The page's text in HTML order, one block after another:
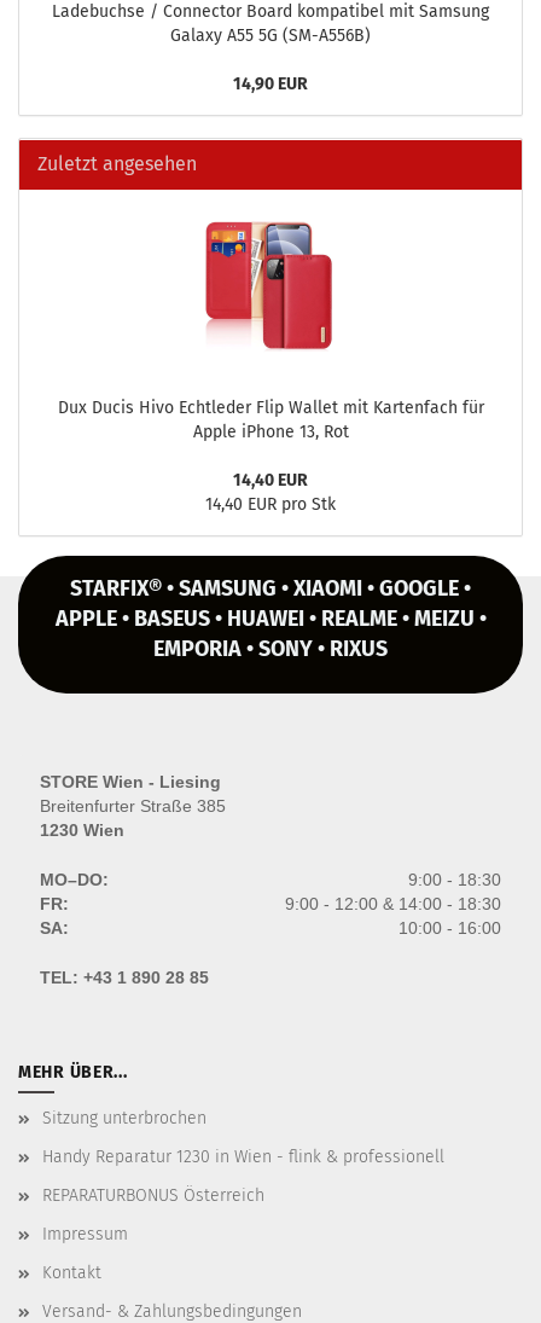
La­de­buch­se / Con­nec­tor Board kom­pa­ti­bel mit Sam­sung
Ga­la­xy A55 5G (SM-​A556B)
14,90 EUR
Zuletzt angesehen
Dux Ducis Hivo Echt­le­der Flip Wal­let mit Kar­ten­fach für
Apple iPho­ne 13, Rot
14,40 EUR
14,40 EUR pro Stk
STARFIX® • SAMSUNG • XIAOMI • GOOGLE •
APPLE • BASEUS • HUAWEI • REALME • MEIZU •
EMPORIA • SONY • RIXUS
STORE Wien - Liesing
Breitenfurter Straße 385
1230 Wien
MO–DO:
9:00 - 18:30
FR:
9:00 - 12:00 & 14:00 - 18:30
SA:
10:00 - 16:00
TEL: +43 1 890 28 85
MEHR ÜBER...
Sitzung unterbrochen
Handy Reparatur 1230 in Wien - flink & professionell
REPARATURBONUS Österreich
Impressum
Kontakt
Versand- & Zahlungsbedingungen